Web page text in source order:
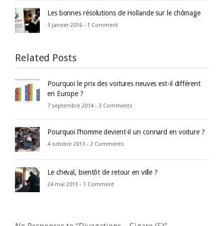
Les bonnes résolutions de Hollande sur le chômage
3 janvier 2016 - 1 Comment
Related Posts
Pourquoi le prix des voitures neuves est-il différent
en Europe ?
7 septembre 2014 - 3 Comments
Pourquoi l’homme devient-il un connard en voiture ?
4 octobre 2013 - 2 Comments
Le cheval, bientôt de retour en ville ?
24 mai 2013 - 1 Comment